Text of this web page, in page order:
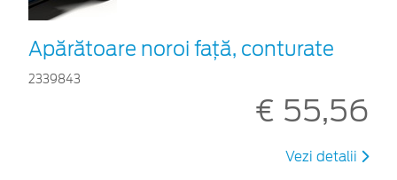
Apărătoare noroi față, conturate
2339843
€ 55,56
Vezi detalii